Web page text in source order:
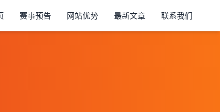
赛事预告 网站优势 最新文章 联系我们